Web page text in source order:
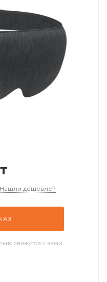
Нашли дешевле?
свяжутся с вами